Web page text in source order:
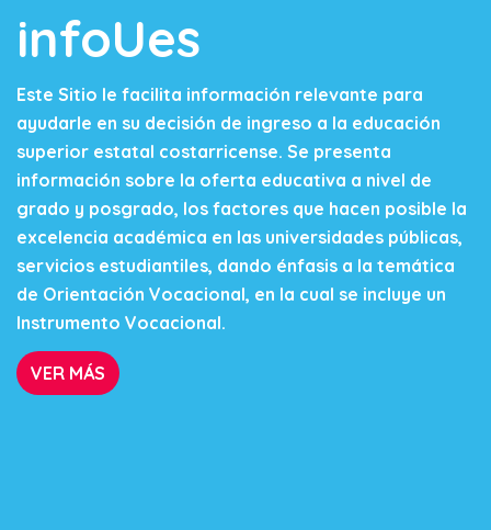
infoUes
Este Sitio le facilita información relevante para
ayudarle en su decisión de ingreso a la educación
superior estatal costarricense. Se presenta
información sobre la oferta educativa a nivel de
grado y posgrado, los factores que hacen posible la
excelencia académica en las universidades públicas,
servicios estudiantiles, dando énfasis a la temática
de Orientación Vocacional, en la cual se incluye un
Instrumento Vocacional.
VER MÁS